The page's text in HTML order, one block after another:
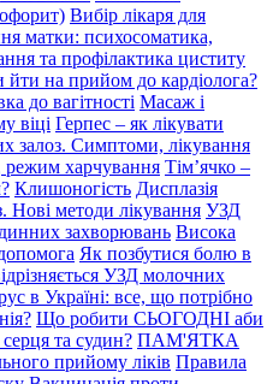
Вибір лікаря для
матки: психосоматика,
та профілактика циститу
йти на прийом до кардіолога?
до вагітності Масаж і
віці Герпес – як лікувати
залоз. Симптоми, лікування
режим харчування Тім’ячко –
Клишоногість Дисплазія
Нові методи лікування УЗД
захворювань Висока
Як позбутися болю в
УЗД молочних
в Україні: все, що потрібно
Що робити СЬОГОДНІ аби
та судин? ПАМ'ЯТКА
прийому ліків Правила